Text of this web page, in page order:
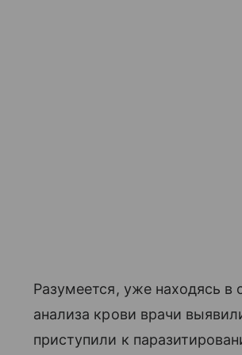
Разумеется, уже находясь
анализа крови врачи
приступили к